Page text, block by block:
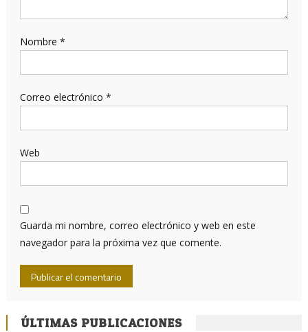
Nombre *
Correo electrónico *
Web
Guarda mi nombre, correo electrónico y web en este
navegador para la próxima vez que comente.
ÚLTIMAS PUBLICACIONES